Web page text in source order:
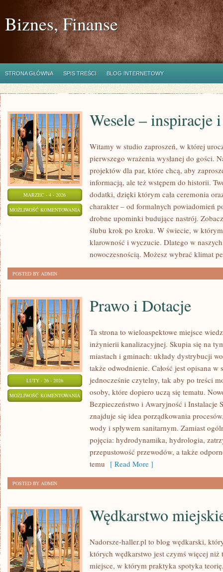
Biznes, Finanse
STRONA GŁÓWNA SPIS TREŚCI BLOG INTERNETOWY
MARZEC - 4 - 2026
MOŻLIWOŚĆ KOMENTOWANIA WESELE
INSPIRACJE
POMYSŁY
Wesele – inspiracje
Witamy w studio zaproszeń, w której
pierwszego wrażenia wysłanej do gości.
projektów dla par, które chcą, aby
informacją, ale też wstępem do historii.
dodatki, dzięki którym cała ceremonia
charakter – od formalnych powiadomień
drobne upominki budujące nastrój.
ślubu krok po kroku. W świecie, w
klarowność i wyczucie. Dlatego w
nowoczesnością. Możesz wybrać klimat
POSTED BY ADMIN
LUTY - 26 - 2026
MOŻLIWOŚĆ KOMENTOWANIA PRAWO
DOTACJE
Prawo i Dotacje
Ta strona to wieloaspektowe miejsce
inżynierii kanalizacyjnej. Skupia się na
miastach i gminach: układy dystrybucji
także odwodnienie. Całość jest opisana
jednocześnie czytelny, tak aby po treści
osoby, które dopiero uczą się tematu.
Bezpieczeństwo i Awaryjność i Instalacje
znajduje się idea porządkowania
wody i spływem sanitarnym. Zamiast
pojęcia: hydrodynamika, hydrologia,
przepustowość przewodów, a także
temu [ Read More ]
POSTED BY ADMIN
Wędkarstwo
Nadorsze-haller.pl to blog wędkarski,
których wędkarstwo jest czymś więcej
miejsce, w którym praktyka spotyka